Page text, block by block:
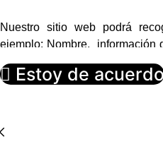
Nuestro sitio web podrá
ejemplo: Nombre, información
de correo electrónica e
cuando sea necesario
Estoy de